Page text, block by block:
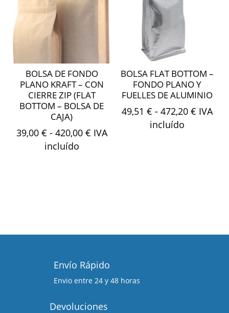
BOLSA DE FONDO
PLANO KRAFT – CON
CIERRE ZIP (FLAT
BOTTOM – BOLSA DE
CAJA)
39,00 € - 420,00 €Rango
IVA
incluído
BOLSA FLAT BOTTOM –
FONDO PLANO Y
FUELLES DE ALUMINIO
49,51€ - 472,20€ Rango
IVA
incluído
Envío Rápido
Envio entre 24 y 48 horas
Devoluciones